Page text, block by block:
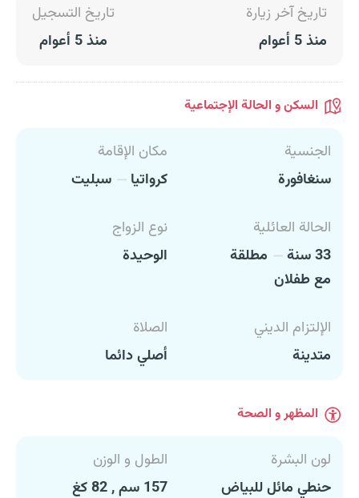
تاريخ آخر زيارة
منذ 5 أعوام
تاريخ التسجيل
منذ 5 أعوام
السكن و الحالة الإجتماعية
الجنسية
سنغافورة
مكان الإقامة
كرواتيا
سبليت
الحالة العائلية
33 سنة
مطلقة
مع طفلان
نوع الزواج
الوحيدة
الإلتزام الديني
متدينة
الصلاة
أصلي دائما
المظهر و الصحة
لون البشرة
حنطي مائل للبياض
الطول و الوزن
157 سم , 82 كغ